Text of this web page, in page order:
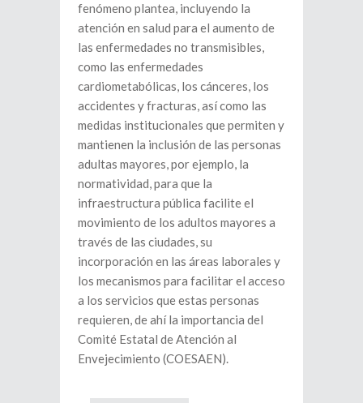
fenómeno plantea, incluyendo la
atención en salud para el aumento de
las enfermedades no transmisibles,
como las enfermedades
cardiometabólicas, los cánceres, los
accidentes y fracturas, así como las
medidas institucionales que permiten y
mantienen la inclusión de las personas
adultas mayores, por ejemplo, la
normatividad, para que la
infraestructura pública facilite el
movimiento de los adultos mayores a
través de las ciudades, su
incorporación en las áreas laborales y
los mecanismos para facilitar el acceso
a los servicios que estas personas
requieren, de ahí la importancia del
Comité Estatal de Atención al
Envejecimiento (COESAEN).